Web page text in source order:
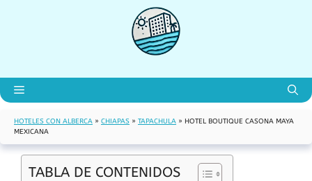
Menú
HOTELES CON ALBERCA » CHIAPAS » TAPACHULA » HOTEL BOUTIQUE CASONA MAYA
MEXICANA
TABLA DE CONTENIDOS